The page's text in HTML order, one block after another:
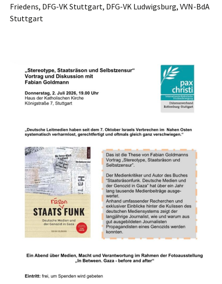
Friedens, DFG-VK Stuttgart, DFG-VK Ludwigsburg, VVN-BdA
Stuttgart